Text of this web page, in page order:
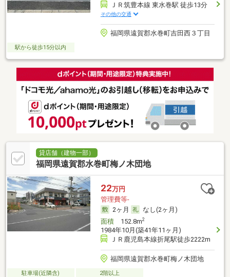
ＪＲ筑豊本線 東水巻駅 徒歩13分
その他の交通
福岡県遠賀郡水巻町吉田西３丁目
駅から徒歩15分以内
貸店舗（建物一部）
福岡県遠賀郡水巻町梅ノ木団地
22万円
管理費等-
2ヶ月
なし(2ヶ月)
面積152.8m2
1984年10月(築41年11ヶ月)
ＪＲ鹿児島本線折尾駅徒歩2222m
福岡県遠賀郡水巻町梅ノ木団地
駐車場(近隣含) 2階以上